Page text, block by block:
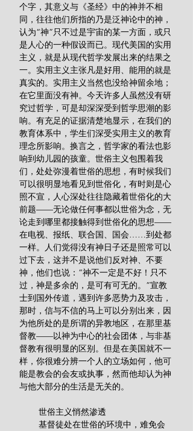
个字，其意义与《圣经》中的神并不相
同，往往他们所指的乃是泛神论中的神，
认为“神”只不过是宇宙的某一方面，或只
是人心的一种假设而已。现代美国的实用
主义，就是从现代哲学发展出来的结果之
一。实用主义主张凡是好用、能用的就是
真实的。实用主义当然也没给神留余地；
在它里面没有神。今天许多人虽然没有研
究过哲学，可是却深深受到哲学思潮的影
响。有充足的证据清楚地显示，在我们的
教育体系中，学生们深受实用主义的教育
理念所影响。换言之，哲学家的看法也影
响到幼儿园的孩童。世俗主义包围着我
们，处处弥漫着世俗的思想，有时候我们
可以很明显地看见到世俗化，有时则是心
照不宣，人心深处往往隐藏着世俗化的大
前题——无论做任何事都以世俗为念，无
论走到哪里都接触得到世俗化的思想——
在电视、报纸、联合国、国会……到处都
一样。人们觉得没有神日子还是照常可以
过下去，这并不是说他们反对神、不要
神，他们也说：“神不一定是不好！只不
过，神是多余的，是可有可无的。”宣教
士到国外传道，遇到许多恶势力及攻击，
那时，信与不信的马上可以分别出来，因
为他所处的是所谓的异教地区，在那里基
督教——以神为中心的社会团体，与非基
督教有很明显的区别。但是在美国就不一
样，你很难分辨一个人的立场如何，他可
能是教会的会友或执事，然而他却认为神
与他大部分的生活是无关的。
        世俗主义悄然渗透